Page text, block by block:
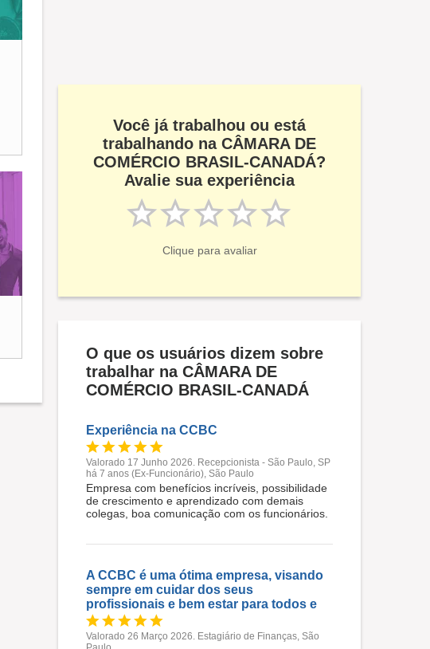
Você já trabalhou ou está
trabalhando na CÂMARA DE
COMÉRCIO BRASIL-CANADÁ?
Avalie sua experiência
Clique para avaliar
O que os usuários dizem sobre
trabalhar na CÂMARA DE
COMÉRCIO BRASIL-CANADÁ
Experiência na CCBC
Valorado 17 Junho 2026. Recepcionista - São Paulo, SP
há 7 anos (Ex-Funcionário), São Paulo
Empresa com benefícios incríveis, possibilidade
de crescimento e aprendizado com demais
colegas, boa comunicação com os funcionários.
A CCBC é uma ótima empresa, visando
sempre em cuidar dos seus
profissionais e bem estar para todos e
Valorado 26 Março 2026. Estagiário de Finanças, São